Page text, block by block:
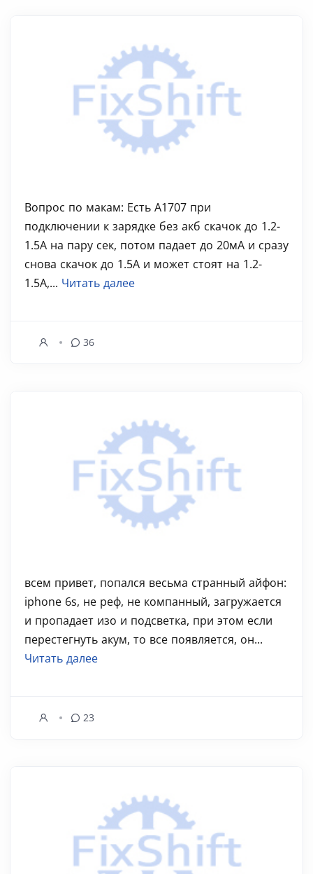
Вопрос по макам: Есть A1707 при
подключении к зарядке без акб скачок до 1.2-
1.5А на пару сек, потом падает до 20мА и сразу
снова скачок до 1.5А и может стоят на 1.2-
1.5А,... Читать далее
36
всем привет, попался весьма странный айфон:
iphone 6s, не реф, не компанный, загружается
и пропадает изо и подсветка, при этом если
перестегнуть акум, то все появляется, он...
Читать далее
23